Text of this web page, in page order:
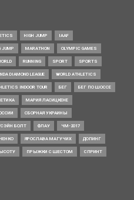
HIGH JUMP IAAF
JUMP MARATHON OLYMPIC GAMES
RUNNING SPORT SPORTS
DIAMOND LEAGUE WORLD ATHLETICS
INDOOR TOUR БЕГ БЕГ ПО ШОССЕ
МАРИЯ ЛАСИЦКЕНЕ
СБОРНАЯ УКРАИНЫ
БОЛТ ФЛАУ ЧМ-2017
ЯРОСЛАВА МАГУЧИХ ДОПИНГ
ПРЫЖКИ С ШЕСТОМ СПРИНТ